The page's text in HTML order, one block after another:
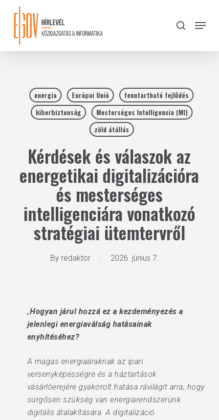
content
search
Menu
energia Európai Unió
fenntartható fejlődés
kiberbiztonság
Mesterséges Intelligencia (MI)
zöld átállás
Kérdések és válaszok az
energetikai digitalizációra
és mesterséges
intelligenciára vonatkozó
stratégiai ütemtervről
By redaktor 2026. június 7.
„Hogyan járul hozzá ez a kezdeményezés a
jelenlegi energiaválság hatásainak
enyhítéséhez?
A magas energiaáraknak az ipari
versenyképességre és a háztartások
vásárlóerejére gyakorolt hatása rávilágít arra, hogy
sürgősen szükség van energiarendszerünk
digitális átalakítására. A digitalizáció
Close